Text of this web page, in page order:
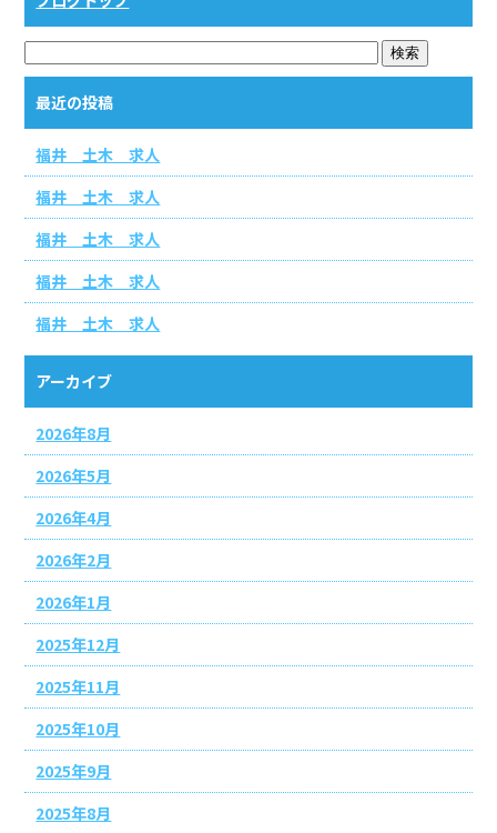
最近の投稿
福井 土木 求人
福井 土木 求人
福井 土木 求人
福井 土木 求人
福井 土木 求人
アーカイブ
2026年8月
2026年5月
2026年4月
2026年2月
2026年1月
2025年12月
2025年11月
2025年10月
2025年9月
2025年8月